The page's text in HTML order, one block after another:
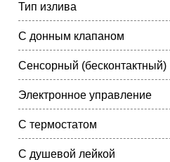
Тип излива
С донным клапаном
Сенсорный (бесконтактный)
Электронное управление
С термостатом
С душевой лейкой